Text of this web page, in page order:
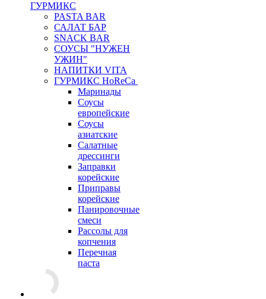
ГУРМИКС
PASTA BAR
САЛАТ БАР
SNACK BAR
СОУСЫ "НУЖЕН
УЖИН"
НАПИТКИ VITA
ГУРМИКС HoReCa
Маринады
Соусы
европейские
Соуcы
азиатские
Салатные
дрессинги
Заправки
корейские
Приправы
корейские
Панировочные
смеси
Рассолы для
копчения
Перечная
паста